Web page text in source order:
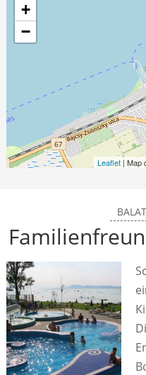
+
−
Leaflet | Map